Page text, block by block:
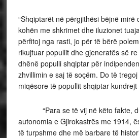
“Shqiptarët në përgjithësi bëjnë mirë
kohën me shkrimet dhe iluzionet
përfitoj nga rasti, jo për të bërë
rikujtuar popullit dhe gjeneratës së
dhënë populli shqiptar për
zhvillimin e saj të soçëm. Do të
miqësore të popullit shqiptar
“Para se të vij në këto fakte,
autonomia e Gjirokastrës me 1914,
të turpshme dhe më barbare të